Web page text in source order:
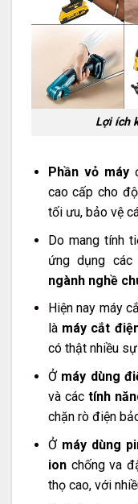
Lợi ích
Phần vỏ máy
cao cấp cho
tối ưu, bảo vệ
Do mang tính
ứng dụng các
ngành nghề
Hiện nay máy
là máy cắt
có thật nhiều
Ở máy dùng
và các tính
chặn rò điện
Ở máy dùng
ionchống va
thọ cao, với